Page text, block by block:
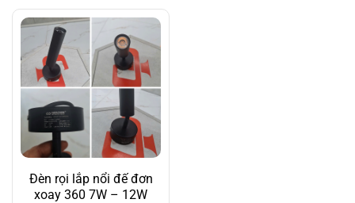
Đèn rọi lắp nổi đế đơn
xoay 360 7W – 12W